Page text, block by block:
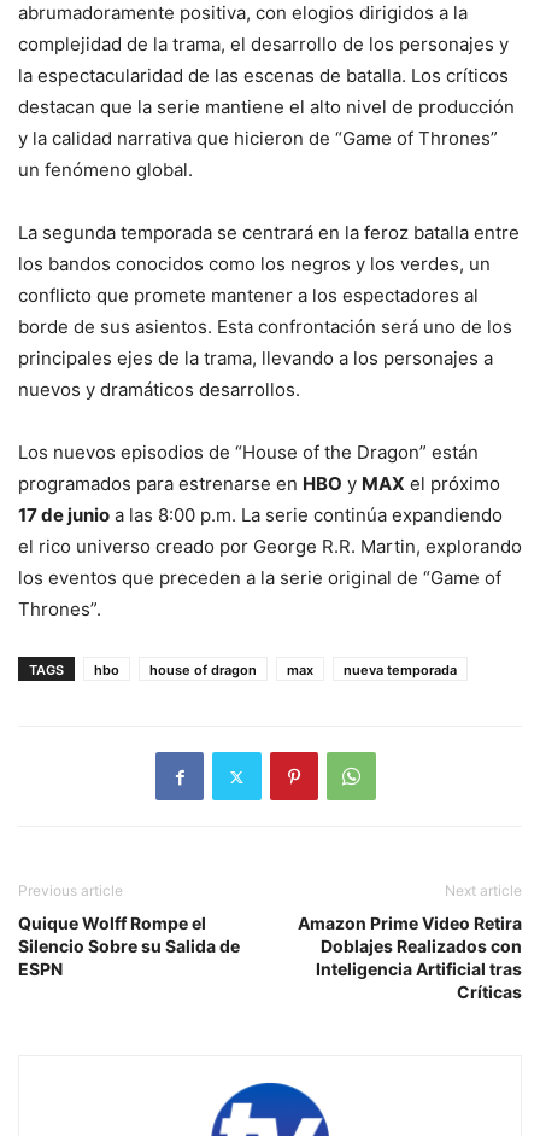
abrumadoramente positiva, con elogios dirigidos a la
complejidad de la trama, el desarrollo de los personajes y
la espectacularidad de las escenas de batalla. Los críticos
destacan que la serie mantiene el alto nivel de producción
y la calidad narrativa que hicieron de “Game of Thrones”
un fenómeno global.
La segunda temporada se centrará en la feroz batalla entre
los bandos conocidos como los negros y los verdes, un
conflicto que promete mantener a los espectadores al
borde de sus asientos. Esta confrontación será uno de los
principales ejes de la trama, llevando a los personajes a
nuevos y dramáticos desarrollos.
Los nuevos episodios de “House of the Dragon” están
programados para estrenarse en HBO y MAX el próximo
17 de junio a las 8:00 p.m. La serie continúa expandiendo
el rico universo creado por George R.R. Martin, explorando
los eventos que preceden a la serie original de “Game of
Thrones”.
TAGS hbo house of dragon max nueva temporada
Previous article
Quique Wolff Rompe el
Silencio Sobre su Salida de
ESPN
Next article
Amazon Prime Video Retira
Doblajes Realizados con
Inteligencia Artificial tras
Críticas